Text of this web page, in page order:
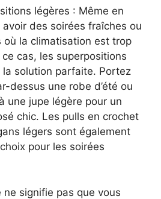
légères : Même en
des soirées fraîches ou
où la climatisation est trop
cas, les superpositions
la solution parfaite. Portez
dessus une robe d’été ou
une jupe légère pour un
chic. Les pulls en crochet
légers sont également
pour les soirées
ne signifie pas que vous